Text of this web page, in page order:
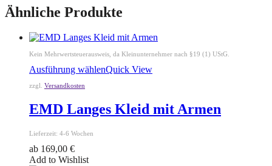
Ähnliche Produkte
Kein Mehrwertsteuerausweis, da Kleinunternehmer nach §19 (1) UStG.
Ausführung wählenQuick View
zzgl. Versandkosten
EMD Langes Kleid mit Armen
Lieferzeit: 4-6 Wochen
ab 169,00 €
Add to Wishlist